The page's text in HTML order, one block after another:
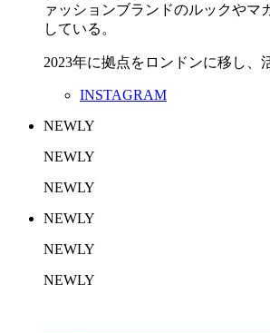
ァッションブランドのルックやマ
している。
2023年に拠点をロンドンに移し、
INSTAGRAM
NEWLY
NEWLY
NEWLY
NEWLY
NEWLY
NEWLY